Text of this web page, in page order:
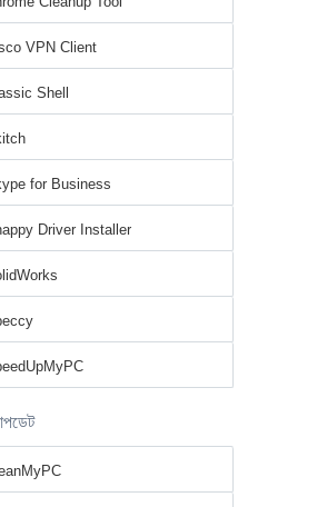
VPN Client
Shell
for Business
Driver Installer